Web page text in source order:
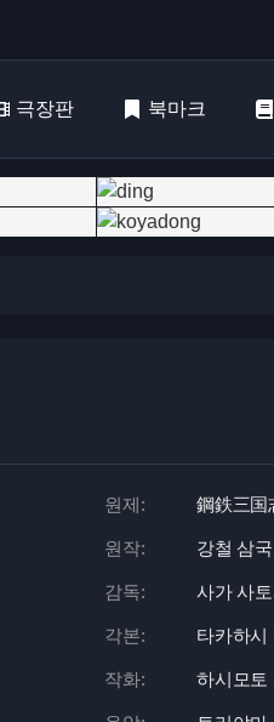
극장판 북마크
원제: 鋼鉄三国
원작: 강철 삼
감독: 사가 사
각본: 타카하시
작화: 하시모토